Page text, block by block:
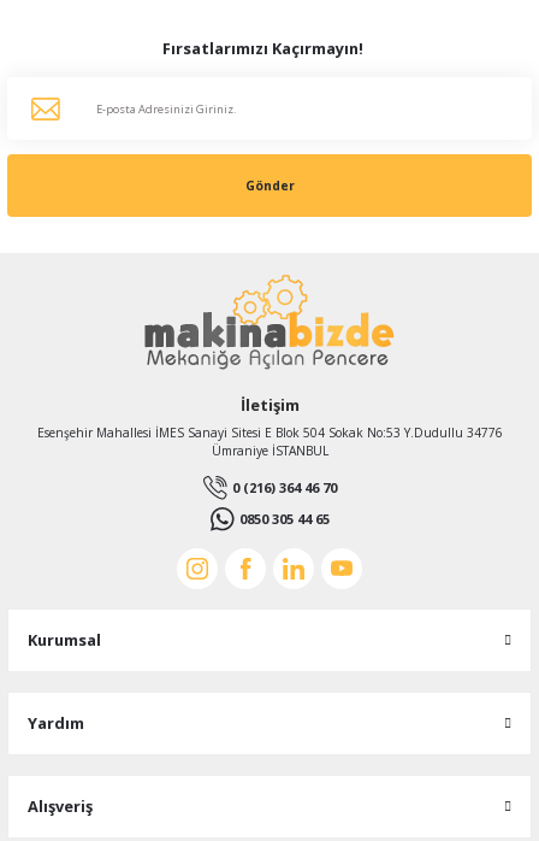
Fırsatlarımızı Kaçırmayın!
Gönder
İletişim
Esenşehir Mahallesi İMES Sanayi Sitesi E Blok 504 Sokak No:53 Y.Dudullu 34776
Ümraniye İSTANBUL
0 (216) 364 46 70
0850 305 44 65
Kurumsal
Yardım
Alışveriş